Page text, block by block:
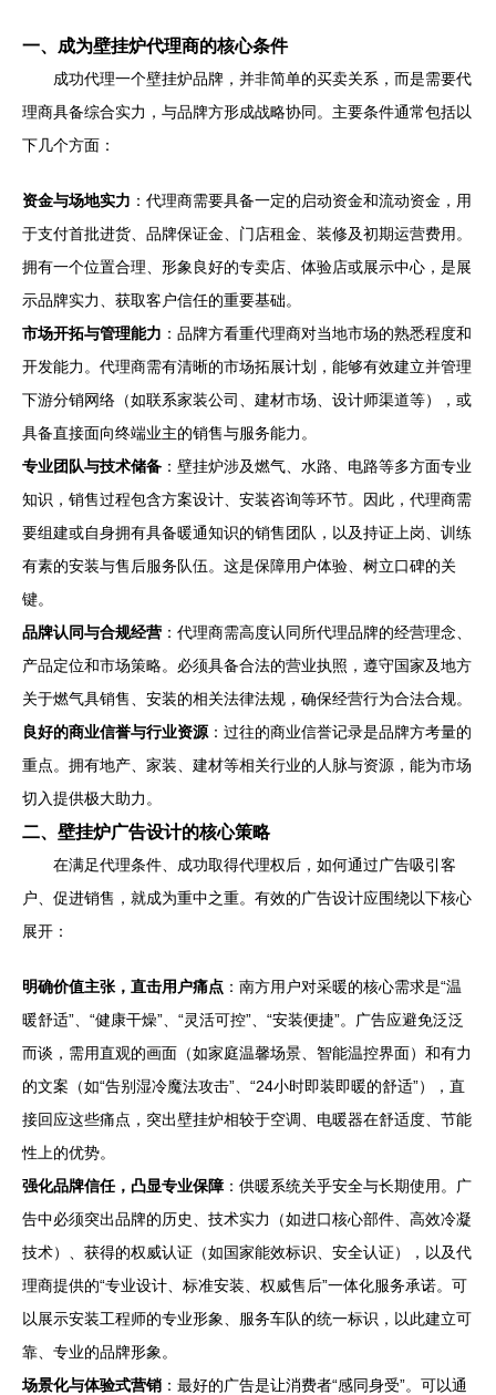
一、成为壁挂炉代理商的核心条件
成功代理一个壁挂炉品牌，并非简单的买卖关系，而是需要代
理商具备综合实力，与品牌方形成战略协同。主要条件通常包括以
下几个方面：
资金与场地实力 ：代理商需要具备一定的启动资金和流动资金，用
于支付首批进货、品牌保证金、门店租金、装修及初期运营费用。
拥有一个位置合理、形象良好的专卖店、体验店或展示中心，是展
示品牌实力、获取客户信任的重要基础。
市场开拓与管理能力 ：品牌方看重代理商对当地市场的熟悉程度和
开发能力。代理商需有清晰的市场拓展计划，能够有效建立并管理
下游分销网络（如联系家装公司、建材市场、设计师渠道等），或
具备直接面向终端业主的销售与服务能力。
专业团队与技术储备 ：壁挂炉涉及燃气、水路、电路等多方面专业
知识，销售过程包含方案设计、安装咨询等环节。因此，代理商需
要组建或自身拥有具备暖通知识的销售团队，以及持证上岗、训练
有素的安装与售后服务队伍。这是保障用户体验、树立口碑的关
键。
品牌认同与合规经营 ：代理商需高度认同所代理品牌的经营理念、
产品定位和市场策略。必须具备合法的营业执照，遵守国家及地方
关于燃气具销售、安装的相关法律法规，确保经营行为合法合规。
良好的商业信誉与行业资源 ：过往的商业信誉记录是品牌方考量的
重点。拥有地产、家装、建材等相关行业的人脉与资源，能为市场
切入提供极大助力。
二、壁挂炉广告设计的核心策略
在满足代理条件、成功取得代理权后，如何通过广告吸引客
户、促进销售，就成为重中之重。有效的广告设计应围绕以下核心
展开：
明确价值主张，直击用户痛点 ：南方用户对采暖的核心需求是“温
暖舒适”、“健康干燥”、“灵活可控”、“安装便捷”。广告应避免泛泛
而谈，需用直观的画面（如家庭温馨场景、智能温控界面）和有力
的文案（如“告别湿冷魔法攻击”、“24小时即装即暖的舒适”），直
接回应这些痛点，突出壁挂炉相较于空调、电暖器在舒适度、节能
性上的优势。
强化品牌信任，凸显专业保障 ：供暖系统关乎安全与长期使用。广
告中必须突出品牌的历史、技术实力（如进口核心部件、高效冷凝
技术）、获得的权威认证（如国家能效标识、安全认证），以及代
理商提供的“专业设计、标准安装、权威售后”一体化服务承诺。可
以展示安装工程师的专业形象、服务车队的统一标识，以此建立可
靠、专业的品牌形象。
场景化与体验式营销 ：最好的广告是让消费者“感同身受”。可以通